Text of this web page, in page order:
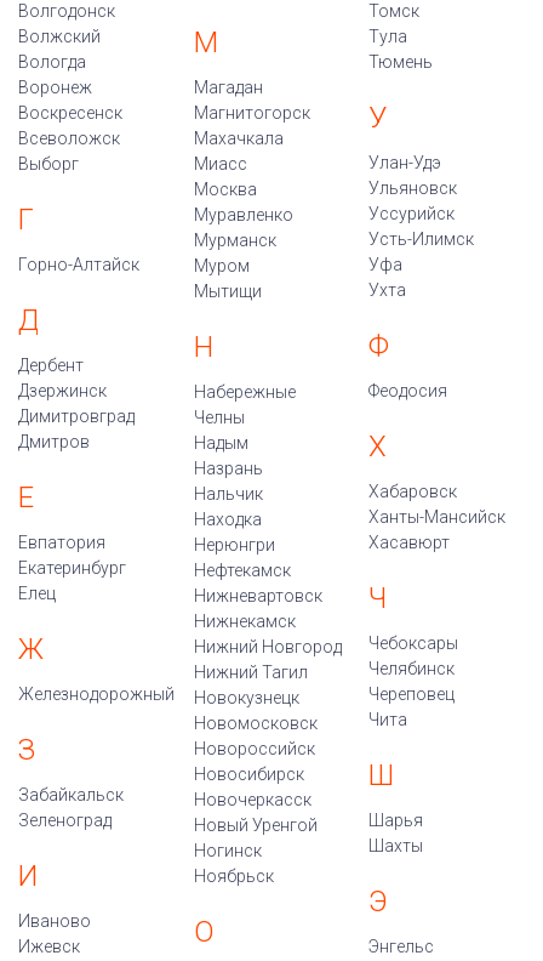
Волгодонск
Волжский
Вологда
Воронеж
Воскресенск
Всеволожск
Выборг
Г
Горно-Алтайск
Д
Дербент
Дзержинск
Димитровград
Дмитров
Е
Евпатория
Екатеринбург
Елец
Ж
Железнодорожный
З
Забайкальск
Зеленоград
И
Иваново
Ижевск
М
Магадан
Магнитогорск
Махачкала
Миасс
Москва
Муравленко
Мурманск
Муром
Мытищи
Н
Набережные
Челны
Надым
Назрань
Нальчик
Находка
Нерюнгри
Нефтекамск
Нижневартовск
Нижнекамск
Нижний Новгород
Нижний Тагил
Новокузнецк
Новомосковск
Новороссийск
Новосибирск
Новочеркасск
Новый Уренгой
Ногинск
Ноябрьск
О
Томск
Тула
Тюмень
У
Улан-Удэ
Ульяновск
Уссурийск
Усть-Илимск
Уфа
Ухта
Ф
Феодосия
Х
Хабаровск
Ханты-Мансийск
Хасавюрт
Ч
Чебоксары
Челябинск
Череповец
Чита
Ш
Шарья
Шахты
Э
Энгельс